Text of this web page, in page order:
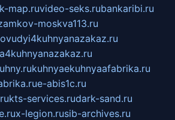
map.ruvideo-seks.rubankaribi.ru
moskva113.ru
kuhnyaekuhnyaafabrika.ru
e-abis1c.ru
kts-services.rudark-sand.ru
x-legion.rusib-archives.ru